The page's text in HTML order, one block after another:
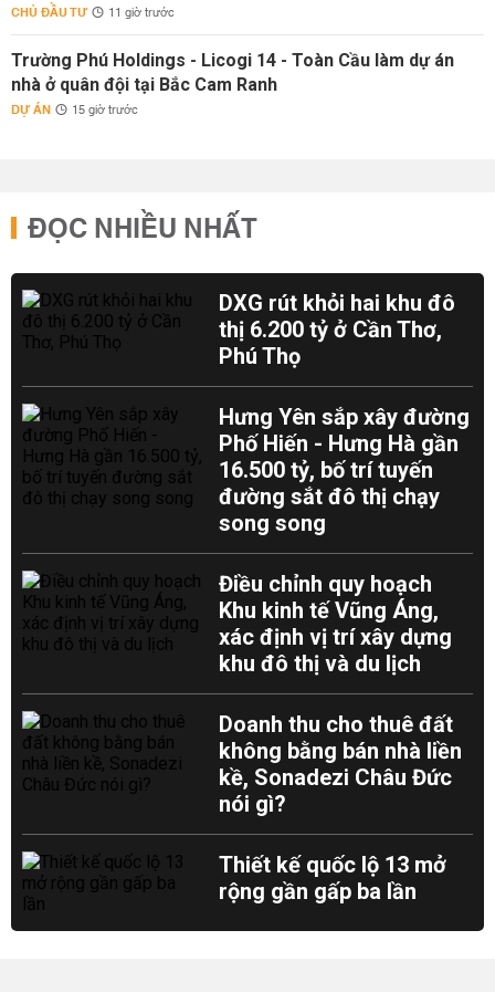
CHỦ ĐẦU TƯ 11 giờ trước
Trường Phú Holdings - Licogi 14 - Toàn Cầu làm dự án
nhà ở quân đội tại Bắc Cam Ranh
DỰ ÁN 15 giờ trước
ĐỌC NHIỀU NHẤT
DXG rút khỏi hai khu đô
thị 6.200 tỷ ở Cần Thơ,
Phú Thọ
Hưng Yên sắp xây đường
Phố Hiến - Hưng Hà gần
16.500 tỷ, bố trí tuyến
đường sắt đô thị chạy
song song
Điều chỉnh quy hoạch
Khu kinh tế Vũng Áng,
xác định vị trí xây dựng
khu đô thị và du lịch
Doanh thu cho thuê đất
không bằng bán nhà liền
kề, Sonadezi Châu Đức
nói gì?
Thiết kế quốc lộ 13 mở
rộng gần gấp ba lần